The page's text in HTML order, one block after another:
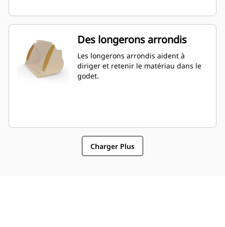
Des longerons arrondis
Les longerons arrondis aident à
diriger et retenir le matériau dans le
godet.
Charger Plus